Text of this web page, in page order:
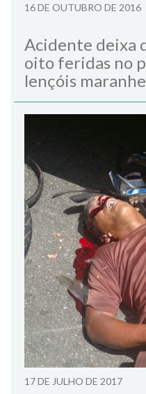
16 DE OUTUBRO DE 2016
Acidente deixa
oito feridas no
lençóis
17 DE JULHO DE 2017